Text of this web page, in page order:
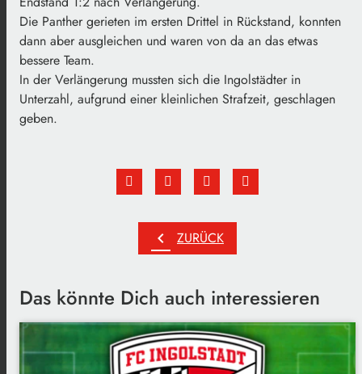
Die Panther gerieten im ersten Drittel in Rückstand, konnten
dann aber ausgleichen und waren von da an das etwas
bessere Team.
In der Verlängerung mussten sich die Ingolstädter in
Unterzahl, aufgrund einer kleinlichen Strafzeit, geschlagen
geben.
chevron_left ZURÜCK
Das könnte Dich auch interessieren